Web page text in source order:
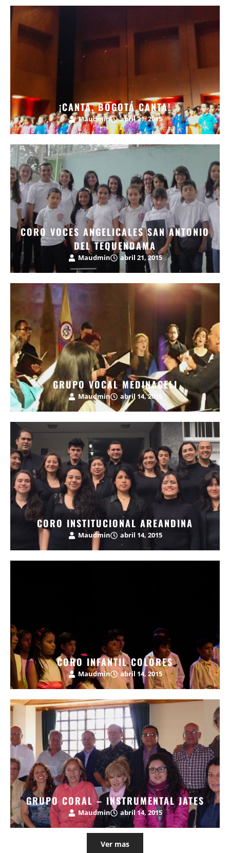
¡CANTA, BOGOTÁ CANTA!
Maudmin abril 21, 2015
CORO VOCES ANGELICALES SAN ANTONIO
DEL TEQUENDAMA
Maudmin abril 21, 2015
GRUPO VOCAL MEDINACELI
Maudmin abril 14, 2015
CORO INSTITUCIONAL AREANDINA
Maudmin abril 14, 2015
CORO INFANTIL COLORES
Maudmin abril 14, 2015
GRUPO CORAL – INSTRUMENTAL JATES
Maudmin abril 14, 2015
Ver mas